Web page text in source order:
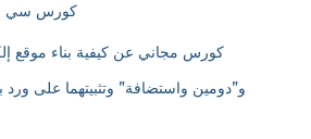
كورس سي
كورس مجاني عن كيفية بناء موقع
و”دومين واستضافة” وتثبيتهما على